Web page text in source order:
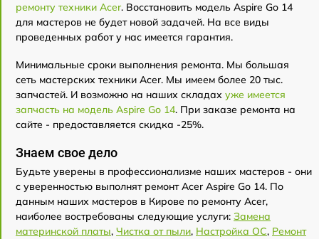
ремонту техники Acer. Восстановить модель Aspire Go 14
для мастеров не будет новой задачей. На все виды
проведенных работ у нас имеется гарантия.
Минимальные сроки выполнения ремонта. Мы большая
сеть мастерских техники Acer. Мы имеем более 20 тыс.
запчастей. И возможно на наших складах уже имеется
запчасть на модель Aspire Go 14. При заказе ремонта на
сайте - предоставляется скидка -25%.
Знаем свое дело
Будьте уверены в профессионализме наших мастеров - они
с уверенностью выполнят ремонт Acer Aspire Go 14. По
данным наших мастеров в Кирове по ремонту Acer,
наиболее востребованы следующие услуги: Замена
материнской платы, Чистка от пыли, Настройка ОС, Ремонт